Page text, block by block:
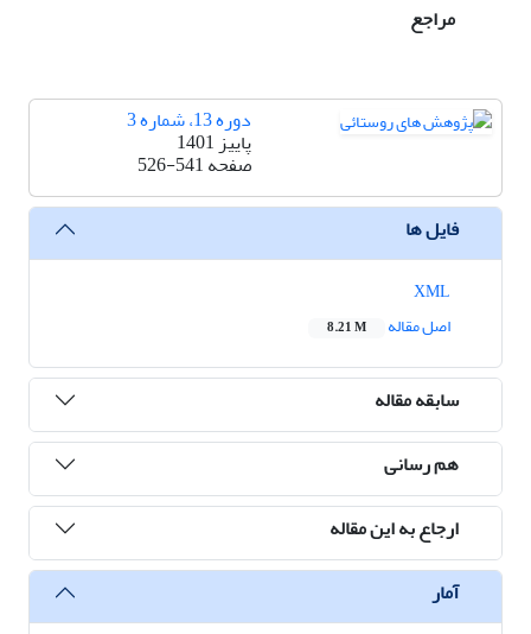
مراجع
دوره 13، شماره 3
پاییز 1401
صفحه526-541
فایل ها
اصل مقاله
8.21 M
سابقه مقاله
هم رسانی
ارجاع به این مقاله
آمار